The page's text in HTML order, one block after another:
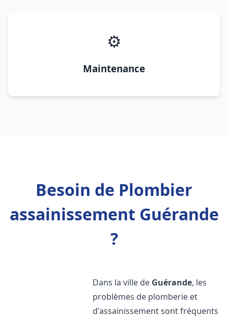
⚙️
Maintenance
Besoin de Plombier
assainissement Guérande
?
Dans la ville de Guérande, les
problèmes de plomberie et
d'assainissement sont fréquents